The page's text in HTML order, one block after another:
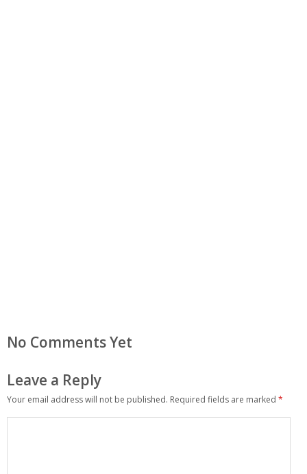
No Comments Yet
Leave a Reply
Your email address will not be published. Required fields are marked *